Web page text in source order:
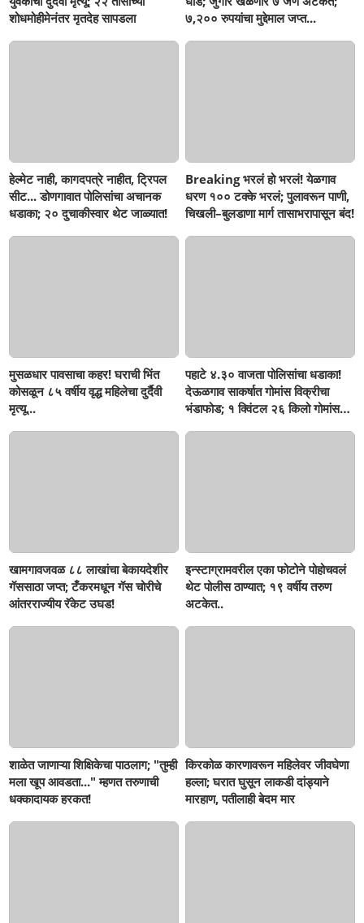
शोधमोहीमेनंतर मृतदेह सापडला
७,२०० रुपयांचा मुद्देमाल जप्त...
हेल्मेट नाही, कागदपत्रे नाहीत, ट्रिपल
सीट... डोणगावात पोलिसांचा अचानक
धडाका; २० दुचाकीस्वार थेट जाळ्यात!
Breaking भरलं हो भरलं! येळगाव
धरण १०० टक्के भरलं; पुलावरून पाणी,
चिखली–बुलडाणा मार्ग तासाभरापासून बंद!
मुसळधार पावसाचा कहर! घराची भिंत
कोसळून ८५ वर्षीय वृद्ध महिलेचा दुर्दैवी
मृत्यू...
पहाटे ४.३० वाजता पोलिसांचा धडाका!
देऊळगाव साकर्षात गोमांस विक्रीचा
भंडाफोड; १ क्विंटल २६ किलो गोमांस
खामगावजवळ ८८ लाखांचा बेकायदेशीर
गॅससाठा जप्त; टँकरमधून गॅस चोरीचे
आंतरराज्यीय रॅकेट उघड!
इन्स्टाग्रामवरील एका फोटोने पोहोचवलं
थेट पोलीस ठाण्यात; १९ वर्षीय तरुण
अटकेत..
शाळेत जाणाऱ्या शिक्षिकेचा पाठलाग; "तुम्ही
मला खूप आवडता..." म्हणत तरुणाची
धक्कादायक हरकत!
किरकोळ कारणावरून महिलेवर जीवघेणा
हल्ला; घरात घुसून लाकडी दांड्याने
मारहाण, पतीलाही बेदम मार